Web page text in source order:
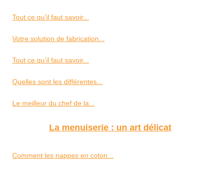
Tout ce qu’il faut savoir...
Votre solution de fabrication...
Tout ce qu’il faut savoir...
Quelles sont les différentes...
Le meilleur du chef de la...
La menuiserie : un art délicat
Comment les nappes en coton...